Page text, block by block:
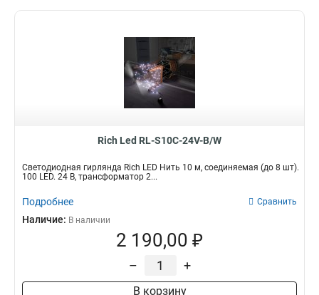
Rich Led RL-S10C-24V-B/W
Светодиодная гирлянда Rich LED Нить 10 м, соединяемая (до 8 шт).
100 LED. 24 B, трансформатор 2...
Подробнее Сравнить
Наличие: В наличии
2 190,00 ₽
– +
В корзину